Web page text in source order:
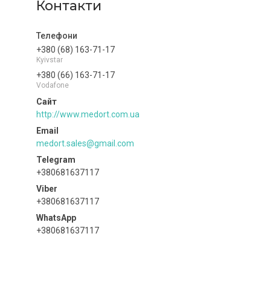
Контакти
+380 (68) 163-71-17
Kyivstar
+380 (66) 163-71-17
Vodafone
http://www.medort.com.ua
medort.sales@gmail.com
+380681637117
+380681637117
+380681637117